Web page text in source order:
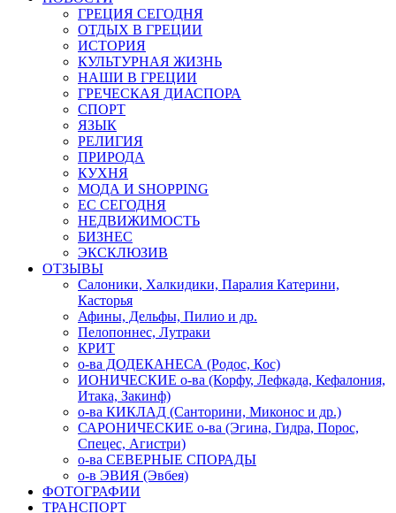
ГРЕЦИЯ СЕГОДНЯ
ОТДЫХ В ГРЕЦИИ
ИСТОРИЯ
КУЛЬТУРНАЯ ЖИЗНЬ
НАШИ В ГРЕЦИИ
ГРЕЧЕСКАЯ ДИАСПОРА
СПОРТ
ЯЗЫК
РЕЛИГИЯ
ПРИРОДА
КУХНЯ
МОДА И SHOPPING
ЕС СЕГОДНЯ
НЕДВИЖИМОСТЬ
БИЗНЕС
ЭКСКЛЮЗИВ
ОТЗЫВЫ
Салоники, Халкидики, Паралия Катерини,
Касторья
Афины, Дельфы, Пилио и др.
Пелопоннес, Лутраки
КРИТ
о-ва ДОДЕКАНЕСА (Родос, Кос)
ИОНИЧЕСКИЕ о-ва (Корфу, Лефкада, Кефалония,
Итака, Закинф)
о-ва КИКЛАД (Санторини, Миконос и др.)
САРОНИЧЕСКИЕ о-ва (Эгина, Гидра, Порос,
Спецес, Агистри)
о-ва СЕВЕРНЫЕ СПОРАДЫ
о-в ЭВИЯ (Эвбея)
ФОТОГРАФИИ
ТРАНСПОРТ